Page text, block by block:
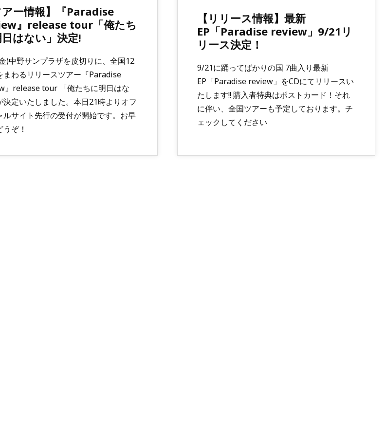
アー情報】『Paradise
』release tour「俺たち
はない」決定!
)中野サンプラザを皮切りに、全国12
まわるリリースツアー『Paradise
』release tour 「俺たちに明日はな
決定いたしました。本日21時よりオフ
ルサイト先行の受付が開始です。お早
ぞ！
【リリース情報】最新
EP「Paradise review」9/21リ
リース決定！
9/21に踊ってばかりの国 7曲入り最新
EP「Paradise review」をCDにてリリースい
たします!! 購入者特典はポストカード！それ
に伴い、全国ツアーも予定しております。チ
ェックしてください